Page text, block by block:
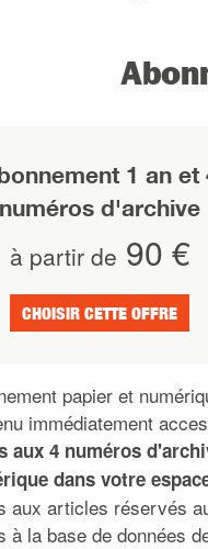
1 an et
numéros d'archive
à partir de 90 €
CHOISIR CETTE OFFRE
papier et
immédiatement
aux 4 numéros
dans votre
aux articles réservés
à la base de données